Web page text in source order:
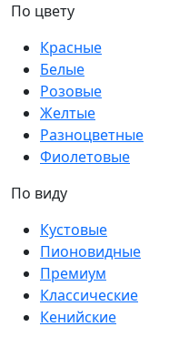
По цвету
Красные
Белые
Розовые
Желтые
Разноцветные
Фиолетовые
По виду
Кустовые
Пионовидные
Премиум
Классические
Кенийские